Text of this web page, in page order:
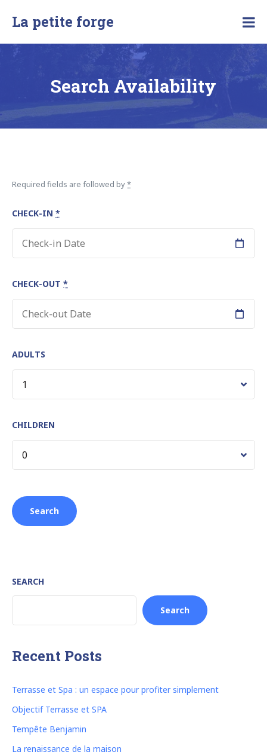
content
La petite forge
Search Availability
Required fields are followed by*
CHECK-IN *
CHECK-OUT *
ADULTS
CHILDREN
SEARCH
Search
Recent Posts
Terrasse et Spa : un espace pour profiter simplement
Objectif Terrasse et SPA
Tempête Benjamin
La renaissance de la maison